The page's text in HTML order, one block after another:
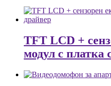
TFT LCD +
модул с платка